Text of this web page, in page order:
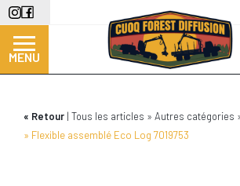
Aller
au
contenu
principal
MENU
Retour Tous les articles Autres catégories
Flexible assemblé Eco Log 7019753